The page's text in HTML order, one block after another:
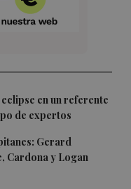
en un referente
de expertos
Gerard
Cardona y Logan